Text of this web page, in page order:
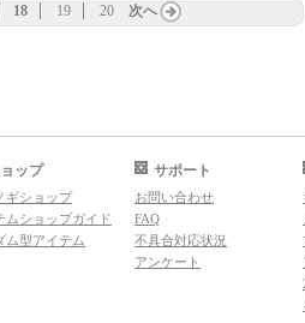
18 19 20 次へ
ップ
ギショップ
ムショップガイド
ム型アイテム
サポート
お問い合わせ
FAQ
不具合対応状況
アンケート